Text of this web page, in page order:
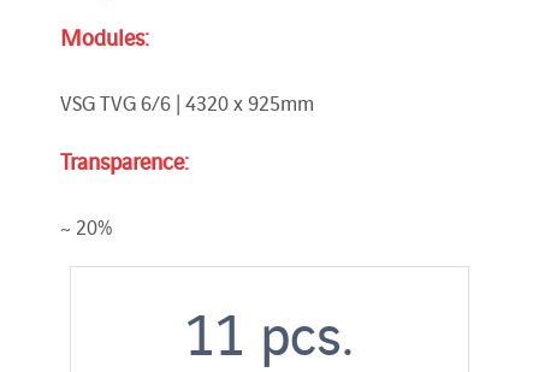
Modules:
VSG TVG 6/6 | 4320 x 925mm
Transparence:
~ 20%
11 pcs.